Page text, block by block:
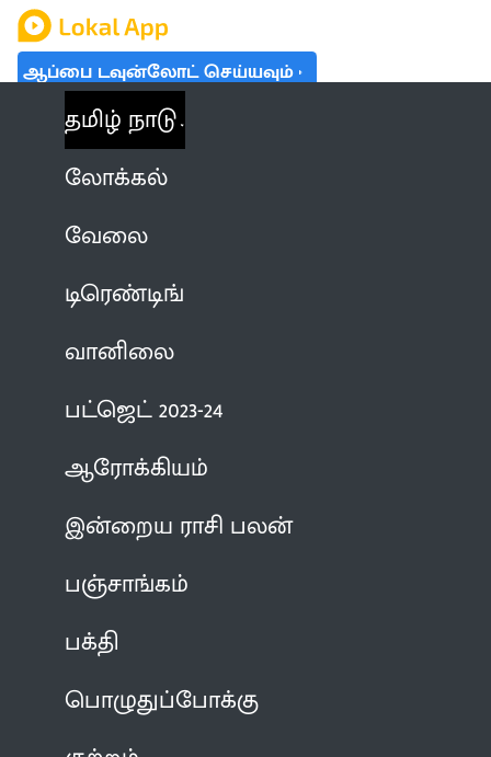
ஆப்பை டவுன்லோட் செய்யவும்
தமிழ் நாடு
லோக்கல்
வேலை
டிரெண்டிங்
வானிலை
பட்ஜெட் 2023-24
ஆரோக்கியம்
இன்றைய ராசி பலன்
பஞ்சாங்கம்
பக்தி
பொழுதுப்போக்கு